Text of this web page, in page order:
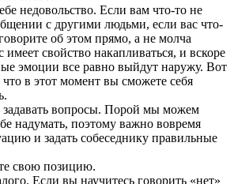
недовольство. Если вам что-то не
с другими людьми, если вас что-
об этом прямо, а не молча
имеет свойство накапливаться, и вскоре
эмоции все равно выйдут наружу. Вот
что в этот момент вы сможете себя
задавать вопросы. Порой мы можем
надумать, поэтому важно вовремя
и задать собеседнику правильные
свою позицию.
Если вы научитесь говорить «нет»